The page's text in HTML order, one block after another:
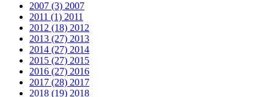
2007 (3) 2007
2011 (1) 2011
2012 (18) 2012
2013 (27) 2013
2014 (27) 2014
2015 (27) 2015
2016 (27) 2016
2017 (28) 2017
2018 (19) 2018